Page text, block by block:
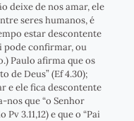
deixe de nos amar, ele
seres humanos, é
estar descontente
pode confirmar, ou
Paulo afirma que os
de Deus” (Ef 4.30);
e ele fica descontente
nos que “o Senhor
3.11,12) e que o “Pai